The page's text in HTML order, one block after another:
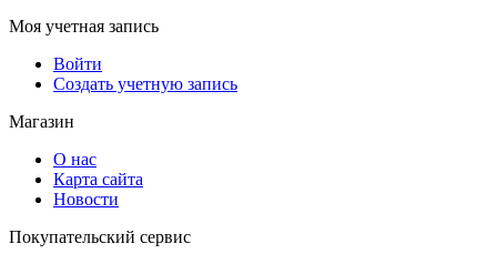
Моя учетная запись
Войти
Создать учетную запись
Магазин
О нас
Карта сайта
Новости
Покупательский сервис